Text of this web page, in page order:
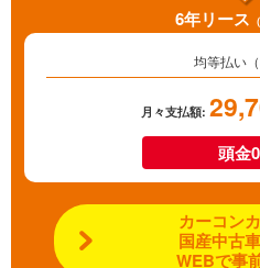
6年リース
均等払い（
月々支払額:
頭金
カーコン
国産中古
WEBで事